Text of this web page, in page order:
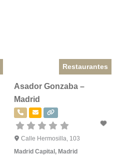
Restaurantes
Asador Gonzaba –
Madrid
Calle Hermosilla, 103
Madrid Capital , Madrid